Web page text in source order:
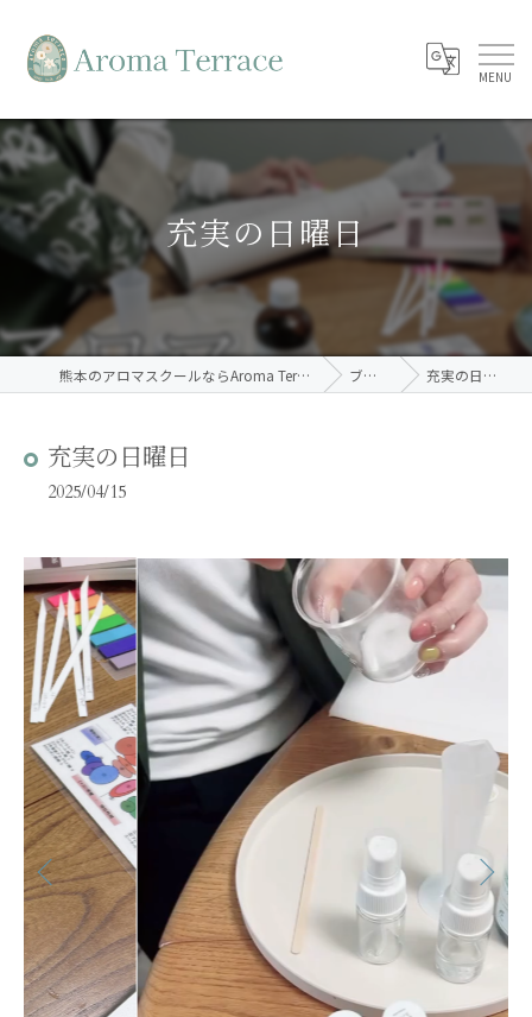
充実の日曜日
熊本のアロマスクールならAroma Terrace ブログ 充実の日曜日
充実の日曜日
2025/04/15